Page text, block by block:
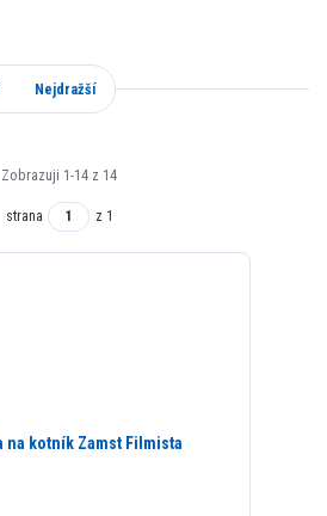
Nejdražší
Zobrazuji 1-14 z 14
strana z 1